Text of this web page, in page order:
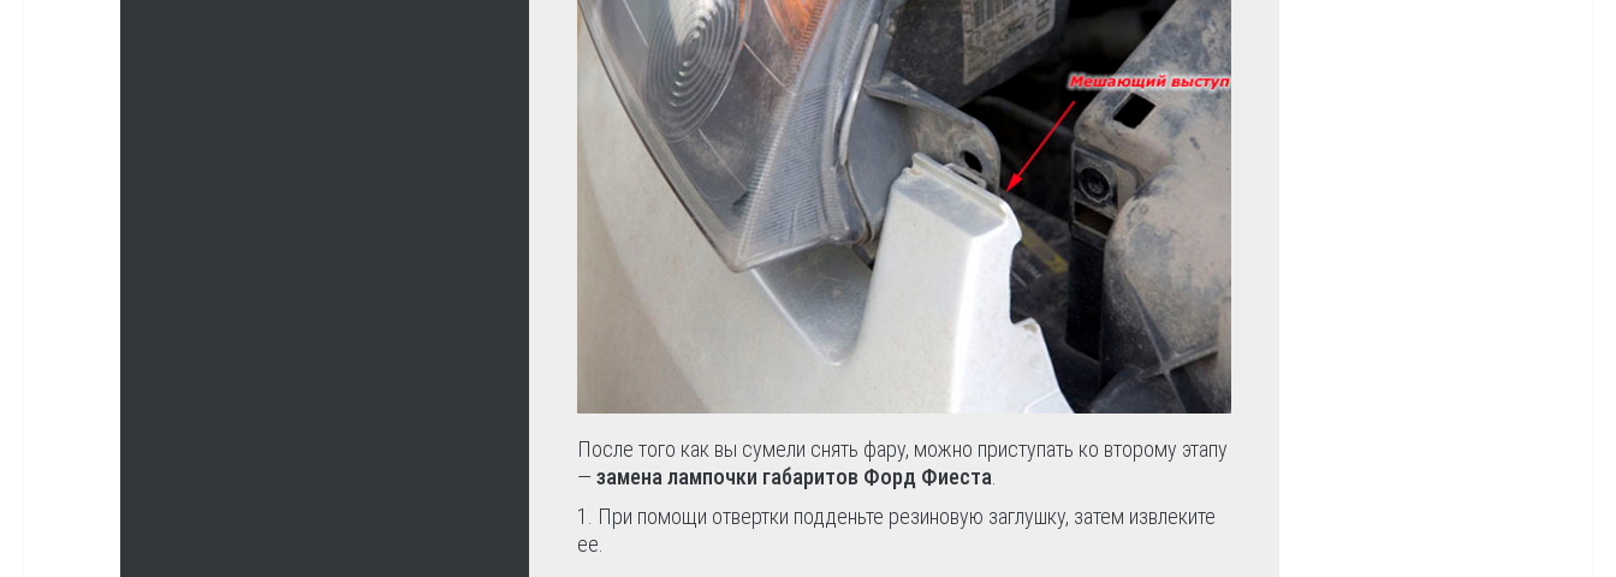
После того как вы сумели снять фару, можно приступать ко второму этапу
— замена лампочки габаритов Форд Фиеста
1. При помощи отвертки подденьте резиновую заглушку, затем извлеките
ее.